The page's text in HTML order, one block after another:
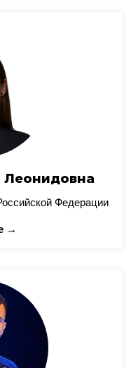
Леонидовна
Федерации
→